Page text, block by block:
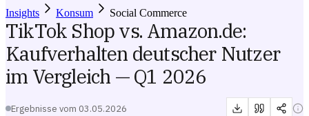
Insights
Konsum Social Commerce
TikTok Shop vs. Amazon.de:
Kaufverhalten deutscher Nutzer
im Vergleich — Q1 2026
Ergebnisse vom 03.05.2026